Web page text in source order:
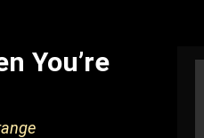
You’re